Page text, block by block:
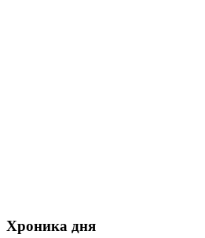
Хроника дня